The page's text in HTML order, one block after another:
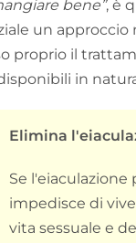
bene”, è
un approccio
proprio il
in
Elimina
Se l'eiaculazione
impedisce di
vita sessuale e